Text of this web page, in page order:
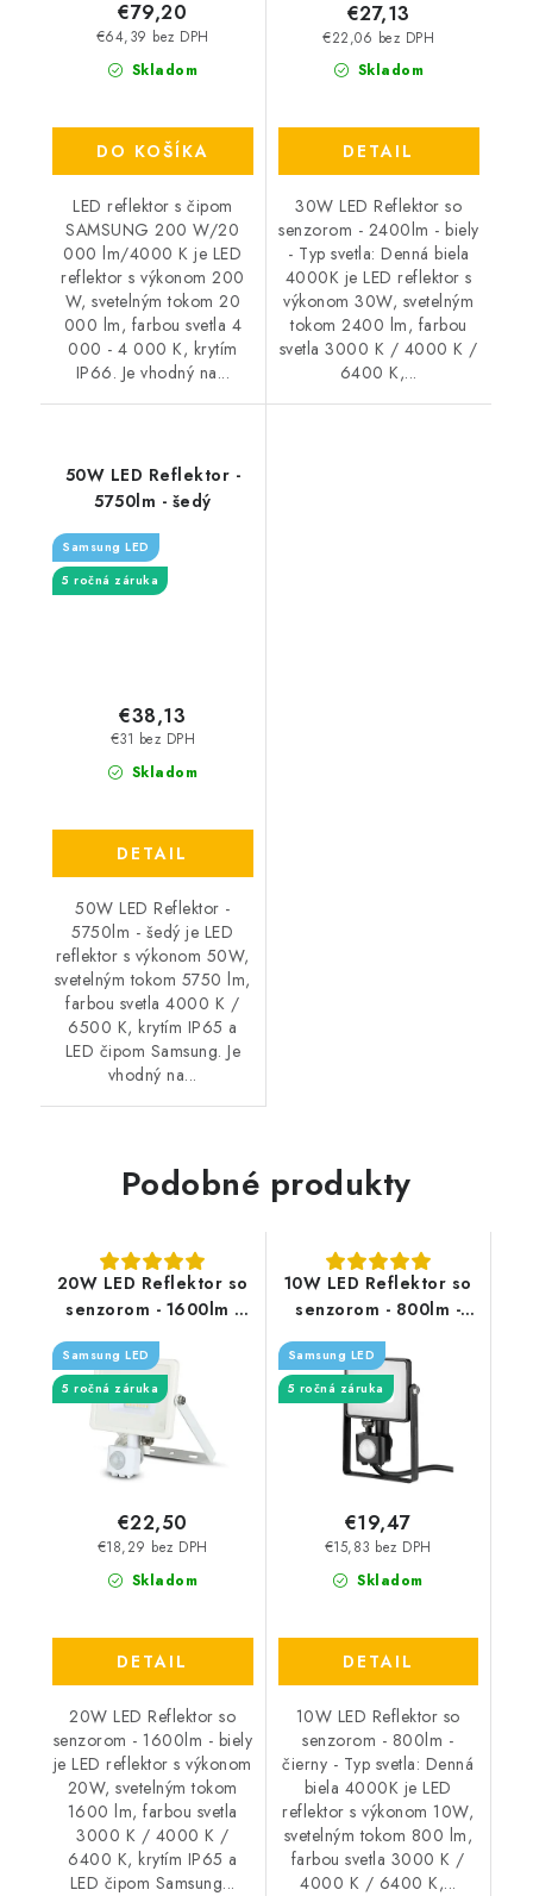
Skladom
€64,39 bez DPH
€79,20
DO KOŠÍKA
LED reflektor s čipom
SAMSUNG 200 W/20
000 lm/4000 K je LED
reflektor s výkonom 200
W, svetelným tokom 20
000 lm, farbou svetla 4
000 - 4 000 K, krytím
IP66. Je vhodný na...
Skladom
€22,06 bez DPH
€27,13
DETAIL
30W LED Reflektor so
senzorom - 2400lm - biely
- Typ svetla: Denná biela
4000K je LED reflektor s
výkonom 30W, svetelným
tokom 2400 lm, farbou
svetla 3000 K / 4000 K /
6400 K,...
50W LED Reflektor -
5750lm - šedý
Samsung LED
5 ročná záruka
Skladom
€31 bez DPH
€38,13
DETAIL
50W LED Reflektor -
5750lm - šedý je LED
reflektor s výkonom 50W,
svetelným tokom 5750 lm,
farbou svetla 4000 K /
6500 K, krytím IP65 a
LED čipom Samsung. Je
vhodný na...
Podobné produkty
20W LED Reflektor so
senzorom - 1600lm -
Samsung LED
5 ročná záruka
Skladom
€18,29 bez DPH
€22,50
DETAIL
20W LED Reflektor so
senzorom - 1600lm - biely
je LED reflektor s výkonom
20W, svetelným tokom
1600 lm, farbou svetla
3000 K / 4000 K /
6400 K, krytím IP65 a
LED čipom Samsung...
10W LED Reflektor so
senzorom - 800lm -
Denná biela 4000K
Samsung LED
5 ročná záruka
Skladom
€15,83 bez DPH
€19,47
DETAIL
10W LED Reflektor so
senzorom - 800lm -
čierny - Typ svetla: Denná
biela 4000K je LED
reflektor s výkonom 10W,
svetelným tokom 800 lm,
farbou svetla 3000 K /
4000 K / 6400 K,...